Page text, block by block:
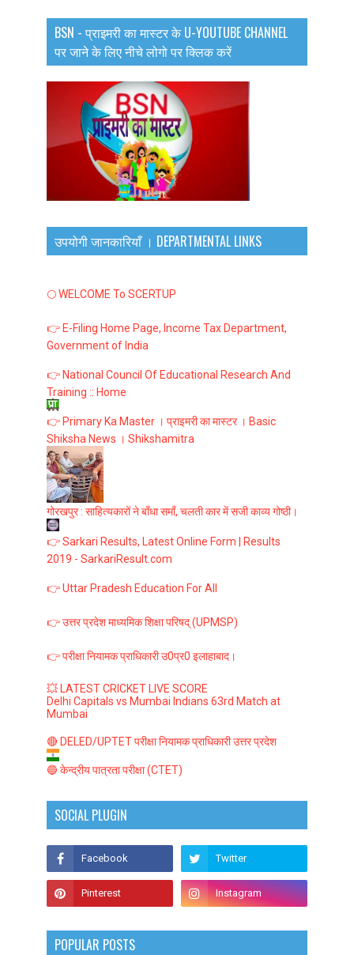
BSN - प्राइमरी का मास्टर के U-YOUTUBE CHANNEL
पर जाने के लिए नीचे लोगो पर क्लिक करें
उपयोगी जानकारियाँ । DEPARTMENTAL LINKS
🌕 WELCOME To SCERTUP
👉 E-Filing Home Page, Income Tax Department,
Government of India
👉 National Council Of Educational Research And
Training :: Home
👉 Primary Ka Master । प्राइमरी का मास्टर । Basic
Shiksha News । Shikshamitra
गोरखपुर : साहित्यकारों ने बाँधा समाँ, चलती कार में सजी काव्य गोष्ठी।
👉 Sarkari Results, Latest Online Form | Results
2019 - SarkariResult.com
👉 Uttar Pradesh Education For All
👉 उत्तर प्रदेश माध्यमिक शिक्षा परिषद् (UPMSP)
👉 परीक्षा नियामक प्राधिकारी उ0प्र0 इलाहाबाद।
💥 LATEST CRICKET LIVE SCORE
Delhi Capitals vs Mumbai Indians 63rd Match at
Mumbai
🔴 DELED/UPTET परीक्षा नियामक प्राधिकारी उत्तर प्रदेश
🔵 केन्द्रीय पात्रता परीक्षा (CTET)
SOCIAL PLUGIN
POPULAR POSTS